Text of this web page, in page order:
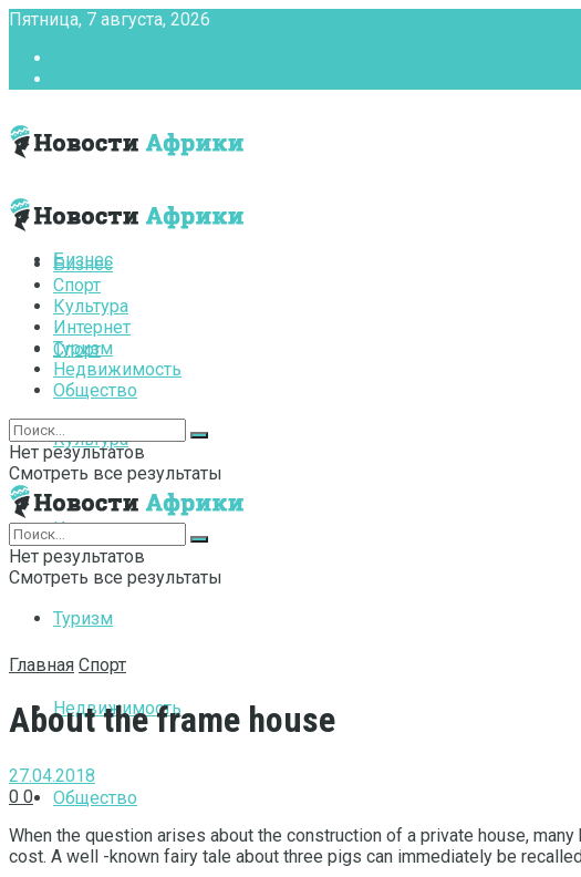
Пятница, 7 августа, 2026
Бизнес
Спорт
Культура
Интернет
Туризм
Недвижимость
Общество
Бизнес
Спорт
Культура
Интернет
Туризм
Недвижимость
Общество
Нет результатов
Смотреть все результаты
Нет результатов
Смотреть все результаты
Главная Спорт
About the frame house
27.04.2018
0 0
When the question arises about the construction of a private house,
cost. A well -known fairy tale about three pigs can immediately be